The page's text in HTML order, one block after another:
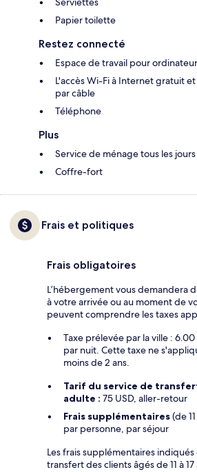
Papier toilette
Restez connecté
Espace de travail pour
L'accès Wi-Fi à Internet gratuit
par câble
Téléphone
Plus
Service de ménage tous les jours
Coffre-fort
Frais et politiques
Frais obligatoires
L’hébergement vous demandera
à votre arrivée ou au moment de
peuvent comprendre les taxes
Taxe prélevée par la ville :
par nuit. Cette taxe ne
moins de 2 ans.
Tarif du service de
adulte : 75 USD, aller-retour
Frais supplémentaires(de
par personne, par séjour
Les frais supplémentaires
transfert des clients âgés de 11 à 17